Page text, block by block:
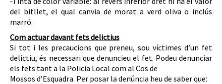
del bitllet, el qual canvia de morat a verd oliva o inclús
marró.
Com actuar davant fets delictius
Si tot i les precaucions que preneu, sou víctimes d’un fet
delictiu, és necessari que denuncieu el fet. Podeu denunciar
els fets tant a la Policia Local com al Cos de
Mossos d’Esquadra. Per posar la denúncia heu de saber que: